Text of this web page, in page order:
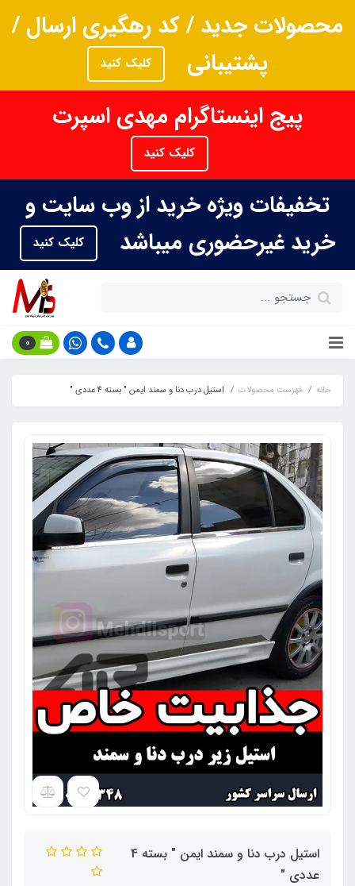
محصولات جدید / کد رهگیری ارسال /
پشتیبانی
کلیک کنید
پیج اینستاگرام مهدی اسپرت
کلیک کنید
تخفیفات ویژه خرید از وب سایت و
خرید غیرحضوری میباشد
کلیک کنید
0
خانه فهرست محصولات استیل درب دنا و سمند ایمن " بسته 4 عددی "
استیل درب دنا و سمند ایمن " بسته 4
عددی "